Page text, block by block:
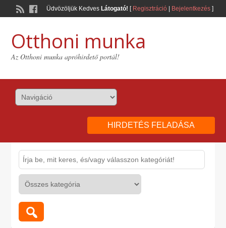
Üdvözöljük Kedves Látogató! [ Regisztráció| Bejelentkezés]
Otthoni munka
Az Otthoni munka apróhirdető portál!
HIRDETÉS FELADÁSA